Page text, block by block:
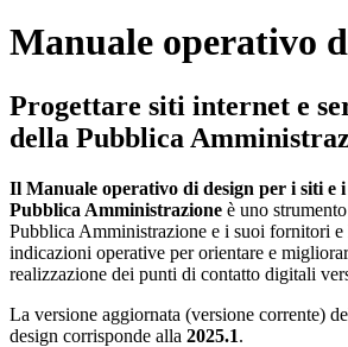
Manuale operativo
Progettare siti internet e
della Pubblica
Il Manuale operativo di design per i siti e
Pubblica Amministrazione è uno
Pubblica Amministrazione e i suoi fornitori
indicazioni operative per orientare e
realizzazione dei punti di contatto digitali
La versione aggiornata (versione corrente)
design corrisponde alla 2025.1.